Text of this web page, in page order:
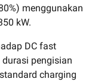
menggunakan
kW.
DC fast
pengisian
charging